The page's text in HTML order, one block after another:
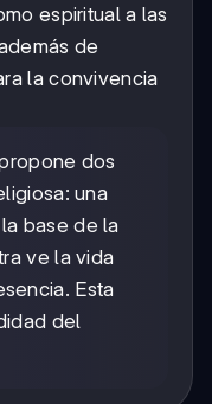
espiritual a las
de
la convivencia
dos
una
base de la
ve la vida
Esta
del